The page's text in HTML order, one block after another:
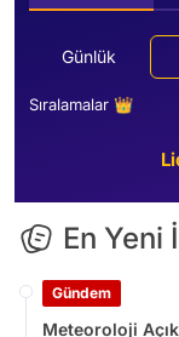
Günlük
Sıralamalar 👑
En Yeni
Gündem
Meteoroloji